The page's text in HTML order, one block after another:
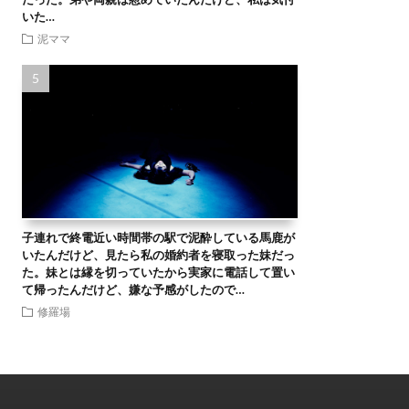
いた…
泥ママ
子連れで終電近い時間帯の駅で泥酔している馬鹿が
いたんだけど、見たら私の婚約者を寝取った妹だっ
た。妹とは縁を切っていたから実家に電話して置い
て帰ったんだけど、嫌な予感がしたので…
修羅場